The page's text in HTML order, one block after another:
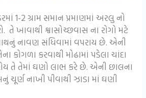
1-2 ગ્રામ સમાન પ્રમાણમાં અરલુ નો
ખાવાથી શ્વાસોચ્છવાસ ના રોગો મટે
નાવણ સંધિવામાં વપરાય છે. એની
કોગળા કરવાથી મોઢામાં પડેલા ચાંદા
તે તેમાં ઘણો લાભ કરે છે. એની છાલના
નાખી પીવાથી ઝાડા માં ઘણી